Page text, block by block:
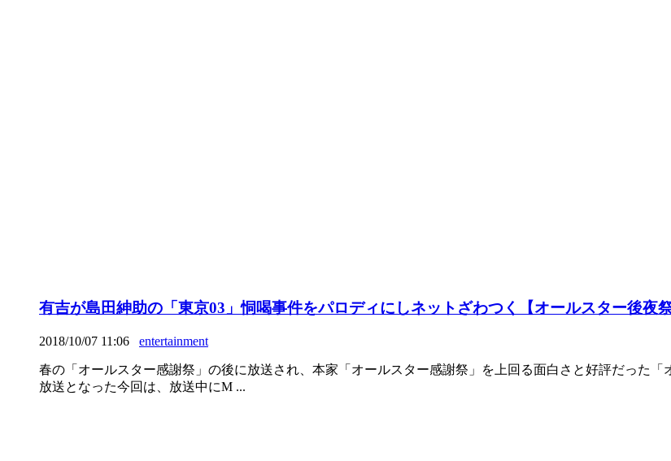
有吉が島田紳助の「東京03」恫喝事件をパロディにしネットざわつく【オールスター後夜祭
2018/10/07 11:06 entertainment
春の「オールスター感謝祭」の後に放送され、本家「オールスター感謝祭」を上回る面白さと好評だった
放送となった今回は、放送中にM ...